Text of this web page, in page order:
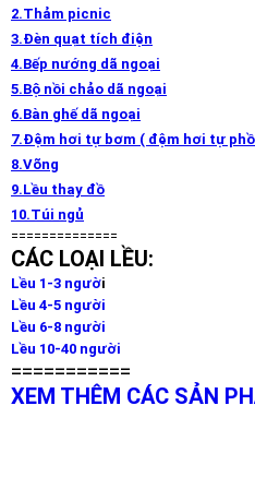
2.Thảm picnic
3.Đèn quạt tích điện
4.Bếp nướng dã ngoại
5.Bộ nồi chảo dã ngoại
6.Bàn ghế dã ngoại
7.Đệm hơi tự bơm ( đệm hơi tự
8.Võng
9.Lều thay đồ
10.Túi ngủ
==============
CÁC LOẠI LỀU:
Lều 1-3 người
Lều 4-5 người
Lều 6-8 người
Lều 10-40 người
===========
XEM THÊM CÁC SẢN